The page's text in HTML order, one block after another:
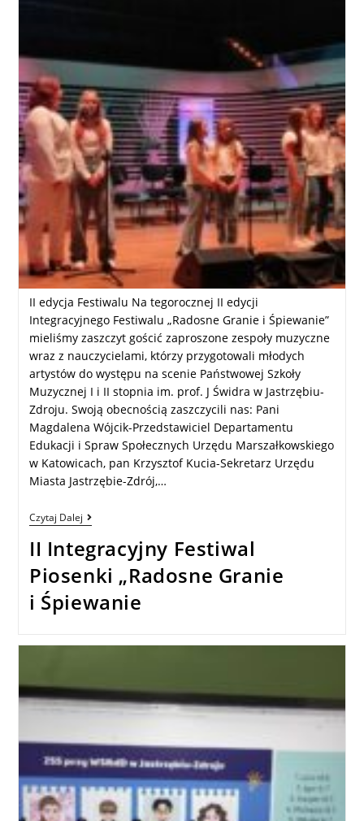
II edycja Festiwalu Na tegorocznej II edycji
Integracyjnego Festiwalu „Radosne Granie i Śpiewanie”
mieliśmy zaszczyt gościć zaproszone zespoły muzyczne
wraz z nauczycielami, którzy przygotowali młodych
artystów do występu na scenie Państwowej Szkoły
Muzycznej I i II stopnia im. prof. J Świdra w Jastrzębiu-
Zdroju. Swoją obecnością zaszczycili nas: Pani
Magdalena Wójcik-Przedstawiciel Departamentu
Edukacji i Spraw Społecznych Urzędu Marszałkowskiego
w Katowicach, pan Krzysztof Kucia-Sekretarz Urzędu
Miasta Jastrzębie-Zdrój,…
Czytaj Dalej
II Integracyjny Festiwal
Piosenki „Radosne Granie
i Śpiewanie